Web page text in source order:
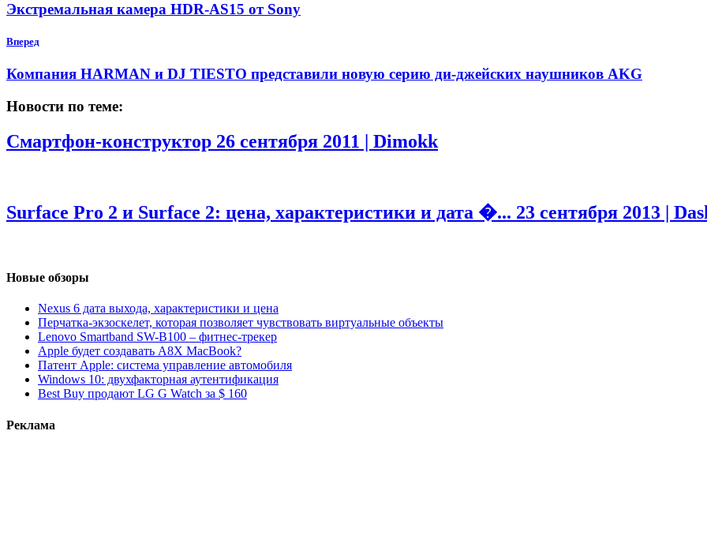
Экстремальная камера HDR-AS15 от Sony
Вперед
Компания HARMAN и DJ TIESTO представили новую серию ди-джейских наушников AKG
Новости по теме:
Смартфон-конструктор 26 сентября 2011 | Dimokk
Surface Pro 2 и Surface 2: цена, характеристики и дата �... 23 сентября 2013 |
Новые обзоры
Nexus 6 дата выхода, характеристики и цена
Перчатка-экзоскелет, которая позволяет чувствовать виртуальные объекты
Lenovo Smartband SW-B100 – фитнес-трекер
Apple будет создавать A8X MacBook?
Патент Apple: система управление автомобиля
Windows 10: двухфакторная аутентификация
Best Buy продают LG G Watch за $ 160
Реклама